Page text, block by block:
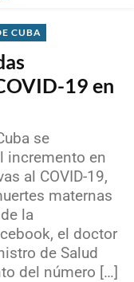
CUBA
19 en
se
incremento en
al COVID-19,
maternas
la
el doctor
de Salud
del número […]